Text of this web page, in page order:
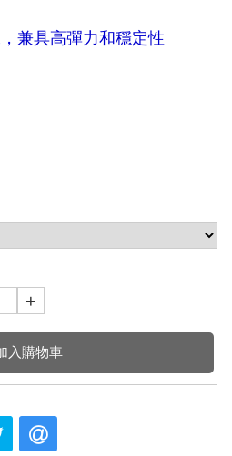
兼具高彈力和穩定性
+
入購物車